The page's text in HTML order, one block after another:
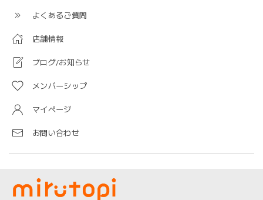
よくあるご質問
店舗情報
ブログ/お知らせ
メンバーシップ
マイページ
お問い合わせ